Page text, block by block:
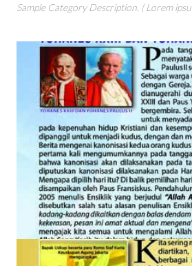
Sample Category Description. ( Lorem